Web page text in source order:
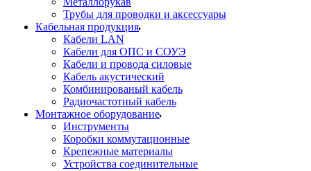
Трубы для проводки и аксессуары
Кабельная продукция
Кабели LAN
Кабели для ОПС и СОУЭ
Кабели и провода силовые
Кабель акустический
Комбинированый кабель
Радиочастотный кабель
Монтажное оборудование
Инструменты
Коробки коммутационные
Крепежные материалы
Устройства соединительные